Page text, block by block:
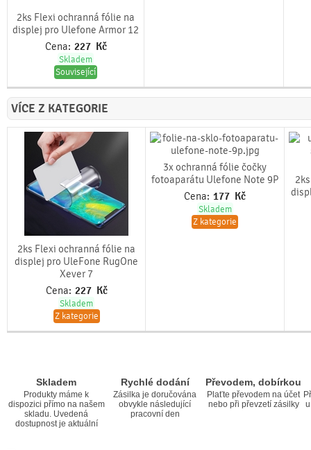
2ks Flexi ochranná fólie na
displej pro Ulefone Armor 12
Cena: 227 Kč
Skladem
Související
VÍCE Z KATEGORIE
2ks Flexi ochranná fólie na
displej pro UleFone RugOne
Xever 7
Cena: 227 Kč
Skladem
Z kategorie
3x ochranná fólie čočky
fotoaparátu Ulefone Note 9P
Cena: 177 Kč
Skladem
Z kategorie
Skladem
Produkty máme k
dispozici přímo na našem
skladu. Uvedená
dostupnost je aktuální
Rychlé dodání
Zásilka je doručována
obvykle následující
pracovní den
Převodem, dobírkou
Plaťte převodem na účet
nebo při převzetí zásilky